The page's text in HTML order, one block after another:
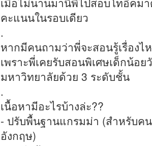
คะแนนในรอบเดียว
.
หากมีคนถามว่าพี่จะสอนรู้เรื่องไ
เพราะพี่เคยรับสอนพิเศษเด็กน้อ
มหาวิทยาลัยด้วย 3 ระดับชั้น
.
เนื้อหามีอะไรบ้างล่ะ??
- ปรับพื้นฐานแกรมม่า (สำหรับค
อังกฤษ)